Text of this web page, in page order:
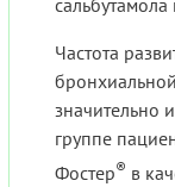
Частота
значительно
группе
Фостер® в